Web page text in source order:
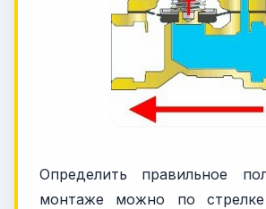
Определить правильное
монтаже можно по